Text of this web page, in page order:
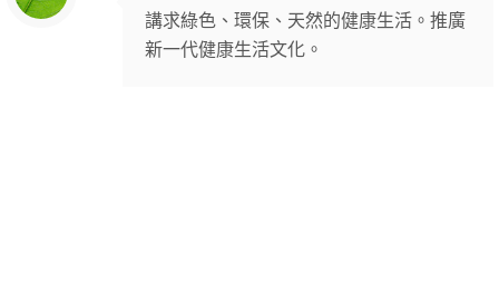
講求綠色、環保、天然的健康生活。推廣
新一代健康生活文化。